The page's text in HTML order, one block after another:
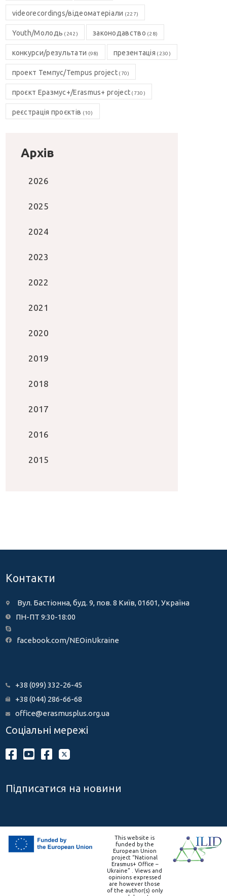
videorecordings/відеоматеріали (227)
Youth/Молодь (242) законодавство (28)
конкурси/результати (98) презентація (230)
проект Темпус/Tempus project(70)
проєкт Еразмус+/Erasmus+ project (730)
реєстрація проєктів (10)
Архів
2026
2025
2024
2023
2022
2021
2020
2019
2018
2017
2016
2015
Контакти
Вул. Бастіонна, буд. 9, пов. 8 Київ, 01601, Україна
ПН-ПТ 9:30-18:00
facebook.com/NEOinUkraine
+38 (099) 332-26-45
+38 (044) 286-66-68
office@erasmusplus.org.ua
Соціальні мережі
Підписатися на новини
This website is
funded by the
European Union
project “National
Erasmus+ Office –
Ukraine” . Views and
opinions expressed
are however those
of the author(s) only